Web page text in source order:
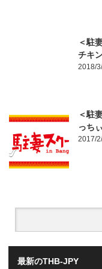
＜駐
チキ
2018/
＜駐
っち
2017/
最新のTHB-JPY